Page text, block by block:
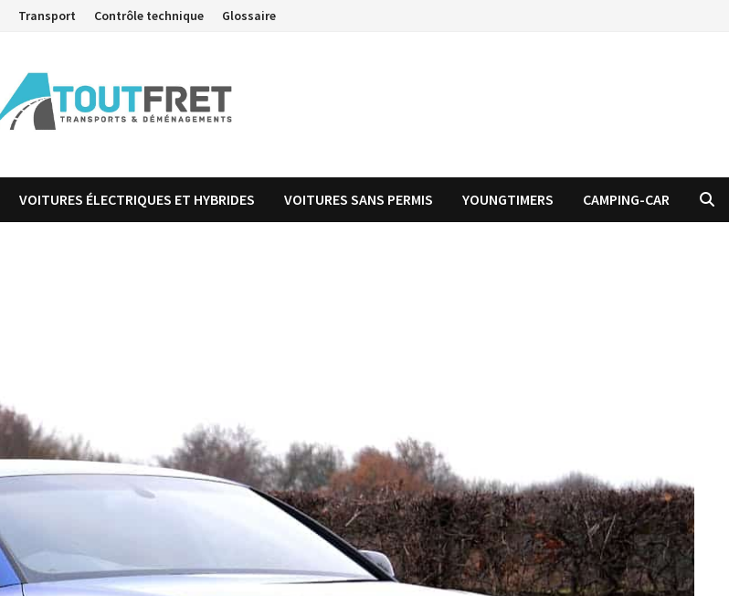
Transport Contrôle technique Glossaire
VOITURES ÉLECTRIQUES ET HYBRIDES VOITURES SANS PERMIS YOUNGTIMERS CAMPING-CAR